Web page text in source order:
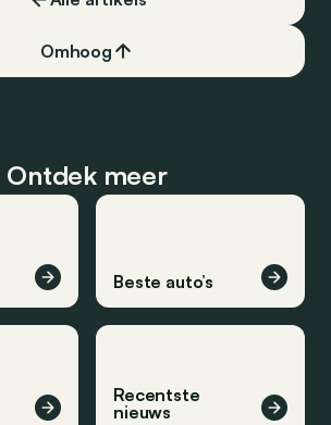
Omhoog
Ontdek meer
Beste auto’s
Recentste
nieuws